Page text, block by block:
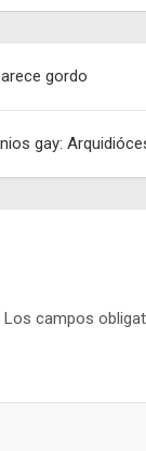
gordo
gay:
Los campos